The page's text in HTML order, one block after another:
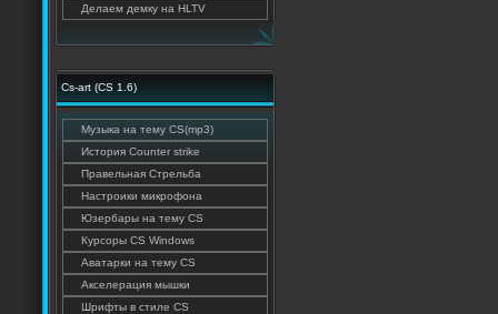
Делаем демку на HLTV
Cs-art (CS 1.6)
Музыка на тему CS(mp3)
История Counter strike
Правельная Стрельба
Настроики микрофона
Юзербары на тему CS
Курсоры CS Windows
Аватарки на тему CS
Акселерация мышки
Шрифты в стиле CS